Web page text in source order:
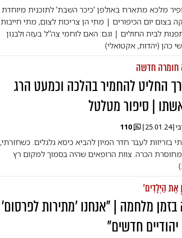
מלכא מתארח באולפן 'כיכר השבת' לתוכנית מיוחדת
בצום יום הכיפורים | מתי הן צריכות לצום, מתי חייבות
לבית החולים | וגם: האם לוחמי צה"ל בעזה ולבנון
כהן (יהדות, אקטואלי)
חומרה חדשה
החליט להחמיר בהלכה וכמעט הרג
| סיפור מטלטל
|
25.01.24
|
110
לעבר חדר המיון להביא כיסא גלגלים. כשחזרתי,
הכרה. צוות הרופאים שהיה בסמוך למקום רץ
אֶת הַיְלָדִים'
בזמן מלחמה | "אנחנו 'מתירות לפרסום'
יהודיים חדשים"